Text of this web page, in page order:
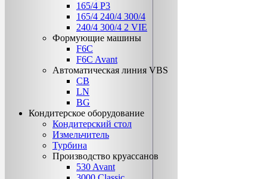
165/4 Р3
165/4 240/4 300/4
240/4 300/4 2 VIE
Формующие машины
F6C
F6C Avant
Автоматическая линия VBS
CB
LN
BG
Кондитерское оборудование
Кондитерский стол
Измельчитель
Турбина
Производство круассанов
530 Avant